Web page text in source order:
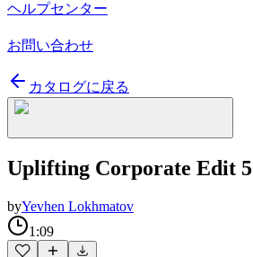
ヘルプセンター
お問い合わせ
カタログに戻る
Uplifting Corporate Edit 5
byYevhen Lokhmatov
1:09